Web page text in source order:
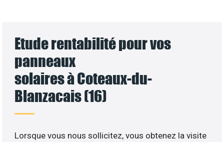
Etude rentabilité pour vos
panneaux
solaires à Coteaux-du-
Blanzacais (16)
Lorsque vous nous sollicitez, vous obtenez la visite